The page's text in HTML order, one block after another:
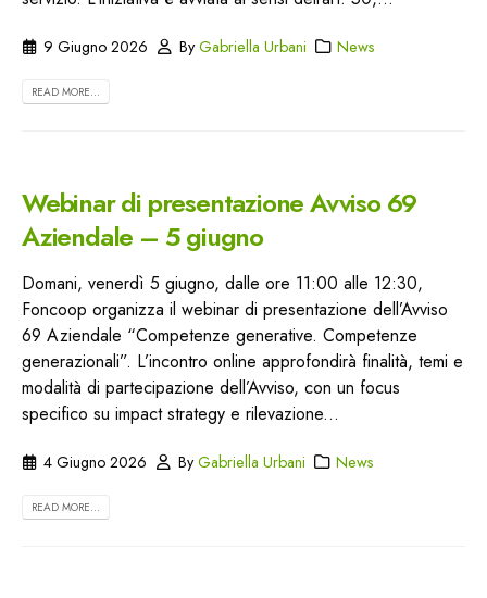
9 Giugno 2026 ByGabriella Urbani News
READ MORE...
Webinar di presentazione Avviso 69
Aziendale – 5 giugno
Domani, venerdì 5 giugno, dalle ore 11:00 alle 12:30,
Foncoop organizza il webinar di presentazione dell’Avviso
69 Aziendale “Competenze generative. Competenze
generazionali”. L’incontro online approfondirà finalità, temi e
modalità di partecipazione dell’Avviso, con un focus
specifico su impact strategy e rilevazione...
4 Giugno 2026 ByGabriella Urbani News
READ MORE...